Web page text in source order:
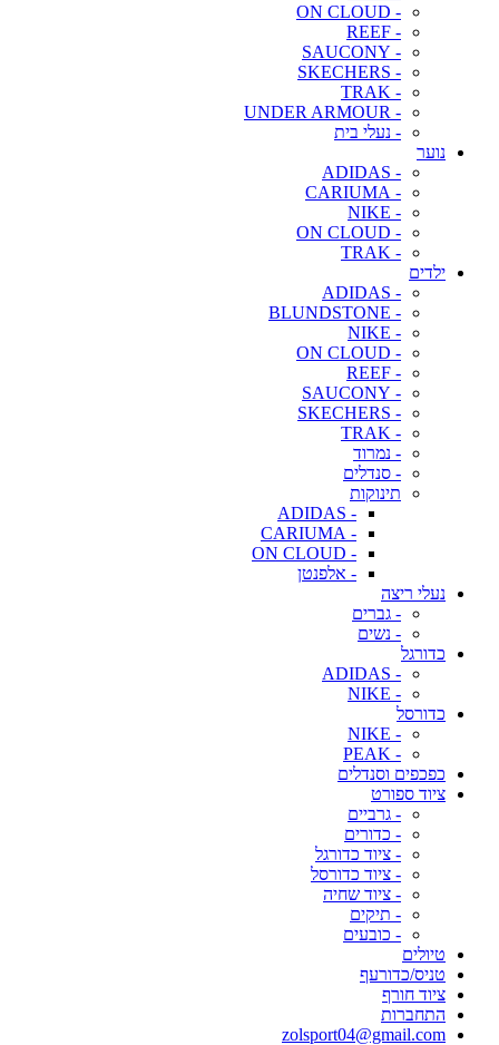
- ON CLOUD
- REEF
- SAUCONY
- SKECHERS
- TRAK
- UNDER ARMOUR
- נעלי בית
נוער
- ADIDAS
- CARIUMA
- NIKE
- ON CLOUD
- TRAK
ילדים
- ADIDAS
- BLUNDSTONE
- NIKE
- ON CLOUD
- REEF
- SAUCONY
- SKECHERS
- TRAK
- נמרוד
- סנדלים
תינוקות
- ADIDAS
- CARIUMA
- ON CLOUD
- אלפנטן
נעלי ריצה
- גברים
- נשים
כדורגל
- ADIDAS
- NIKE
כדורסל
- NIKE
- PEAK
כפכפים וסנדלים
ציוד ספורט
- גרביים
- כדורים
- ציוד כדורגל
- ציוד כדורסל
- ציוד שחיה
- תיקים
- כובעים
טיולים
טניס/כדורעף
ציוד חורף
התחברות
zolsport04@gmail.com